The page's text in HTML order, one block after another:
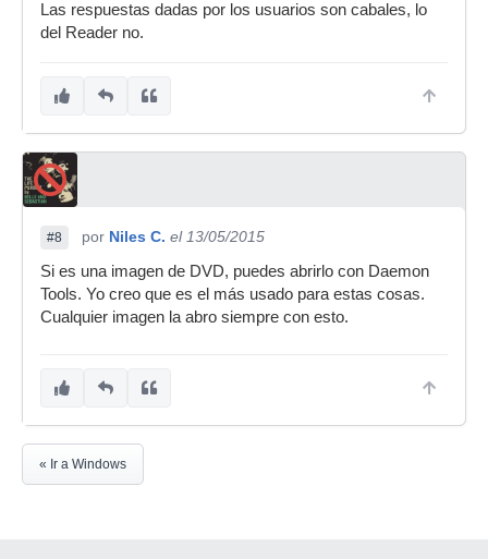
Las respuestas dadas por los usuarios son cabales, lo
del Reader no.
#8 por Niles C. el 13/05/2015
Si es una imagen de DVD, puedes abrirlo con Daemon
Tools. Yo creo que es el más usado para estas cosas.
Cualquier imagen la abro siempre con esto.
« Ir a Windows